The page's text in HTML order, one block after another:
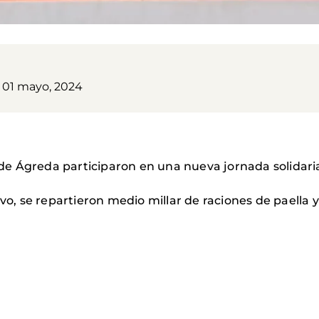
mayo, 2024
Ágreda participaron en una nueva jornada
se repartieron medio millar de raciones de paella